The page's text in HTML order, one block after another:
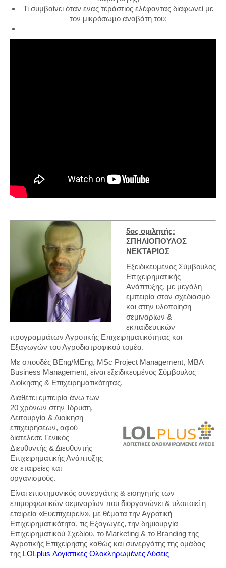
Τι συμβαίνει όταν ένας τεράστιος ελέφαντας διαφωνεί με
τον μικρόσωμο αναβάτη του;
5oς ομιλητής:
ΣΠΗΛΙΟΠΟΥΛΟΣ
ΝΕΚΤΑΡΙΟΣ
Εξειδικευμένος Σύμβουλος
Επιχειρηματικής
Ανάπτυξης, με μεγάλη
εμπειρία στον σχεδιασμό
και στην υλοποίηση
σεμιναρίων &
εκπαιδευτικών
προγραμμάτων Αγροτικής Επιχειρηματικότητας και
Εξαγωγών του Αγροδιατροφικού τομέα.
Με σπουδές BEng/MEng, MSc Project Management, MBA
Βusiness Management, είναι εξειδικευμένος Σύμβουλος
Διοίκησης & Επιχειρηματικότητας.
Διαθέτει εμπειρία άνω των
20 χρόνων στην Ίδρυση,
Λειτουργία & Διοίκηση
επιχειρήσεων, αφού
διατέλεσε Γενικός
Διευθυντής & Διευθυντής
Επιχειρηματικής Ανάπτυξης
σε εταιρείες και
οργανισμούς.
Είναι επιστημονικός συνεργάτης & εισηγητής των
επιμορφωτικών σεμιναρίων που διοργανώνει & υλοποιεί η
εταιρεία «Ευεπιχειρείν», με θέματα την Αγροτική
Επιχειρηματικότητα, τις Εξαγωγές, την δημιουργία
Επιχειρηματικού Σχεδίου, το Marketing & το Branding της
Αγροτικής Επιχείρησης καθώς και συνεργάτης της ομάδας
της LOLplus Λογιστικές Ολοκληρωμένες Λύσεις